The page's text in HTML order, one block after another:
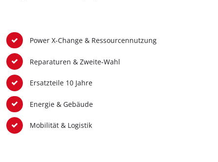
Power X-Change & Ressourcennutzung
Reparaturen & Zweite-Wahl
Ersatzteile 10 Jahre
Energie & Gebäude
Mobilität & Logistik